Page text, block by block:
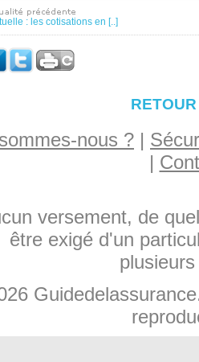
: les cotisations en [..]
nous ? |
|
versement, de
être exigé d'un